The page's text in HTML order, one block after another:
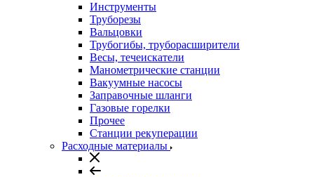
Инструменты
Труборезы
Вальцовки
Трубогибы, труборасширители
Весы, течеискатели
Манометрические станции
Вакуумные насосы
Заправочные шланги
Газовые горелки
Прочее
Станции рекуперации
Расходные материалы